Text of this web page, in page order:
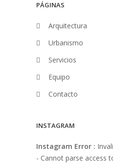
PÁGINAS
Arquitectura
Urbanismo
Servicios
Equipo
Contacto
INSTAGRAM
Instagram Error :
- Cannot parse access